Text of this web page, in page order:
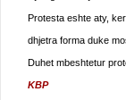
Protesta eshte aty,
dhjetra forma duke
Duhet mbeshtetur
KBP